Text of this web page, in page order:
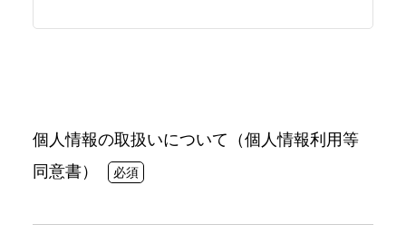
個人情報の取扱いについて（個人情報利用等
同意書）